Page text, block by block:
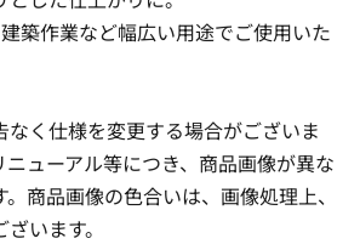
築作業など幅広い用途でご使用いた
なく仕様を変更する場合がございま
ューアル等につき、商品画像が異な
商品画像の色合いは、画像処理上、
います。